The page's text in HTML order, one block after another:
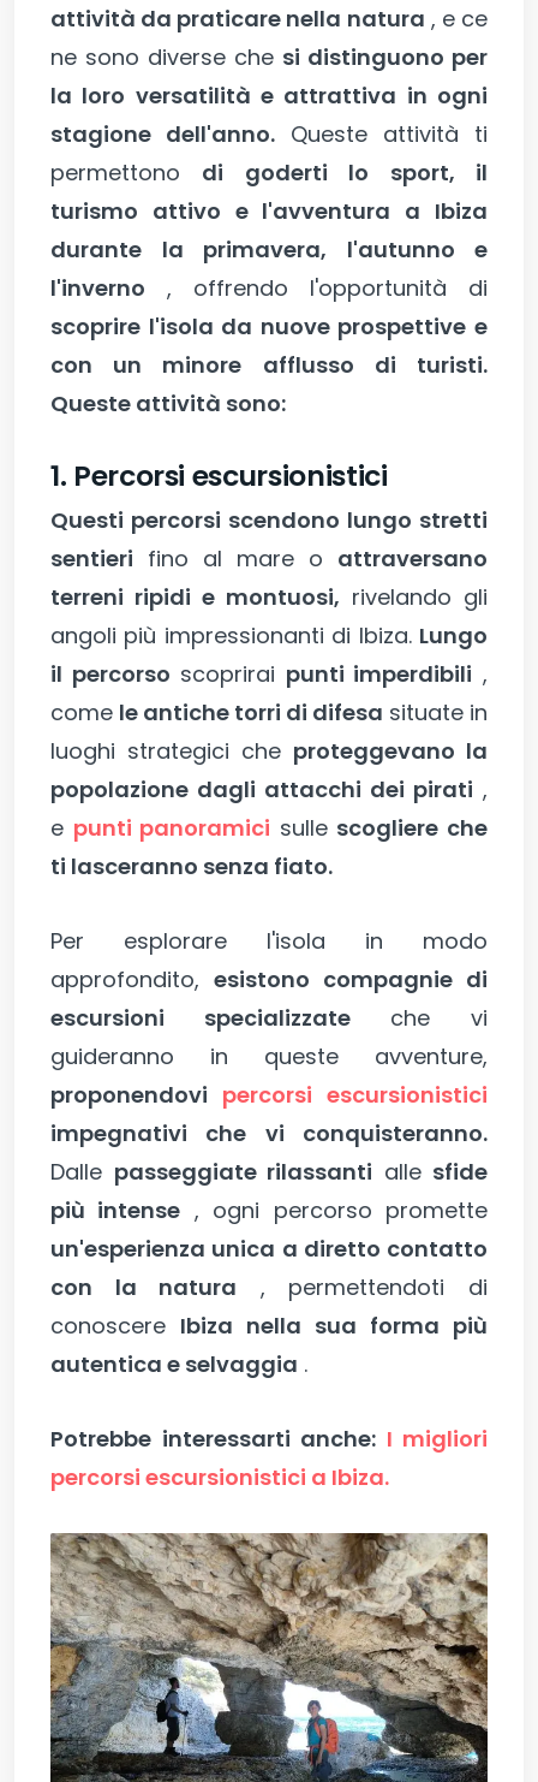
attività da praticare nella natura , e ce
ne sono diverse che si distinguono per
la loro versatilità e attrattiva in ogni
stagione dell'anno. Queste attività ti
permettono di goderti lo sport, il
turismo attivo e l'avventura a Ibiza
durante la primavera, l'autunno e
l'inverno , offrendo l'opportunità di
scoprire l'isola da nuove prospettive e
con un minore afflusso di turisti.
Queste attività sono:
1. Percorsi escursionistici
Questi percorsi scendono lungo stretti
sentieri fino al mare o attraversano
terreni ripidi e montuosi, rivelando gli
angoli più impressionanti di Ibiza. Lungo
il percorso scoprirai punti imperdibili ,
come le antiche torri di difesa situate in
luoghi strategici che proteggevano la
popolazione dagli attacchi dei pirati ,
e punti panoramici sulle scogliere che
ti lasceranno senza fiato.
Per esplorare l'isola in modo
approfondito, esistono compagnie di
escursioni specializzateche vi
guideranno in queste avventure,
proponendovi percorsi escursionistici
impegnativi che vi conquisteranno.
Dalle passeggiate rilassanti alle sfide
più intense , ogni percorso promette
un'esperienza unica a diretto contatto
con la natura , permettendoti di
conoscere Ibiza nella sua forma più
autentica e selvaggia .
Potrebbe interessarti anche: I migliori
percorsi escursionistici a Ibiza.